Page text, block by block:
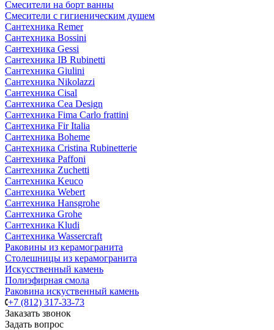
Смесители на борт ванны
Смесители с гигиеническим душем
Сантехника Remer
Сантехника Bossini
Сантехника Gessi
Сантехника IB Rubinetti
Сантехника Giulini
Сантехника Nikolazzi
Сантехника Cisal
Сантехника Cea Design
Сантехника Fima Carlo frattini
Сантехника Fir Italia
Сантехника Boheme
Сантехника Cristina Rubinetterie
Сантехника Paffoni
Сантехника Zuchetti
Сантехника Keuco
Сантехника Webert
Сантехника Hansgrohe
Сантехника Grohe
Сантехника Kludi
Сантехника Wassercraft
Раковины из керамогранита
Столешницы из керамогранита
Искусственный камень
Полиэфирная смола
Раковина искуственный камень
+7 (812) 317-33-73
Заказать звонок
Задать вопрос